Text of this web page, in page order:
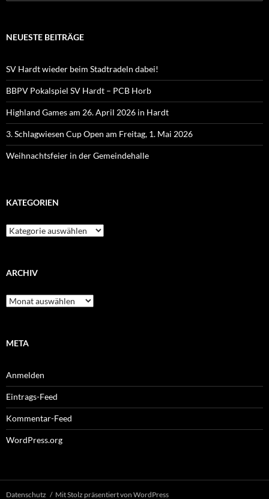
NEUESTE BEITRÄGE
SV Hardt wieder beim Stadtradeln dabei!
BBPV Pokalspiel SV Hardt – PCB Horb
Highland Games am 26. April 2026 in Hardt
3. Schlagwiesen Cup Open am Freitag, 1. Mai 2026
Weihnachtsfeier in der Gemeindehalle
KATEGORIEN
Kategorien
ARCHIV
Archiv
META
Anmelden
Eintrags-Feed
Kommentar-Feed
WordPress.org
Datenschutz Mit Stolz präsentiert von WordPress